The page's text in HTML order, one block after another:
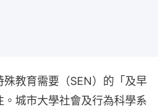
教育需要（SEN）的「及早
城市大學社會及行為科學系